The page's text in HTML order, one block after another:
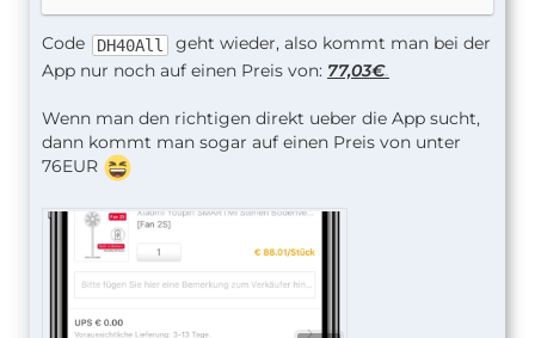
Code DH40All
geht wieder, also kommt man bei der
App nur noch auf einen Preis von: 77,03€.
Wenn man den richtigen direkt ueber die App sucht,
dann kommt man sogar auf einen Preis von unter
76EUR